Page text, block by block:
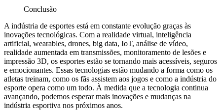
Conclusão
A indústria de esportes está em constante evolução graças às
inovações tecnológicas. Com a realidade virtual, inteligência
artificial, wearables, drones, big data, IoT, análise de vídeo,
realidade aumentada em transmissões, monitoramento de lesões e
impressão 3D, os esportes estão se tornando mais acessíveis, seguros
e emocionantes. Essas tecnologias estão mudando a forma como os
atletas treinam, como os fãs assistem aos jogos e como a indústria do
esporte opera como um todo. À medida que a tecnologia continua
avançando, podemos esperar mais inovações e mudanças na
indústria esportiva nos próximos anos.